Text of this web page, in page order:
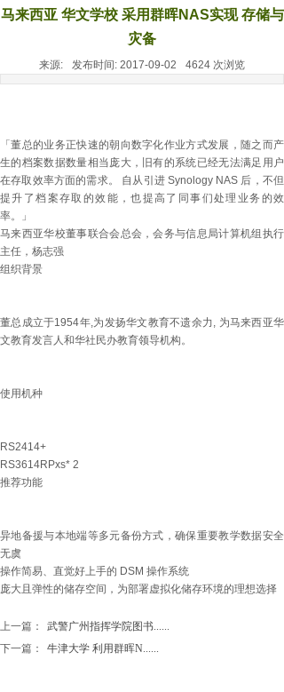
马来西亚 华文学校 采用群晖NAS实现 存储与
灾备
来源: 发布时间: 2017-09-02 4624 次浏览
「董总的业务正快速的朝向数字化作业方式发展，随之而产
生的档案数据数量相当庞大，旧有的系统已经无法满足用户
在存取效率方面的需求。 自从引进 Synology NAS 后，不但
提升了档案存取的效能，也提高了同事们处理业务的效
率。」
马来西亚华校董事联合会总会，会务与信息局计算机组执行
主任，杨志强
组织背景
董总成立于1954年,为发扬华文教育不遗余力, 为马来西亚华
文教育发言人和华社民办教育领导机构。
使用机种
RS2414+
RS3614RPxs* 2
推荐功能
异地备援与本地端等多元备份方式，确保重要教学数据安全
无虞
操作简易、直觉好上手的 DSM 操作系统
庞大且弹性的储存空间，为部署虚拟化储存环境的理想选择
上一篇：
武警广州指挥学院图书......
下一篇：
牛津大学 利用群晖N......